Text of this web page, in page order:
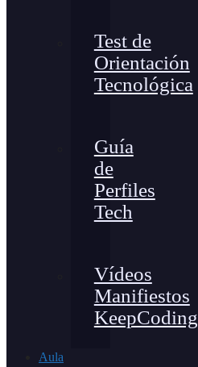
Test de
Orientación
Tecnológica
Guía
de
Perfiles
Tech
Vídeos
Manifiestos
KeepCoding
Aula